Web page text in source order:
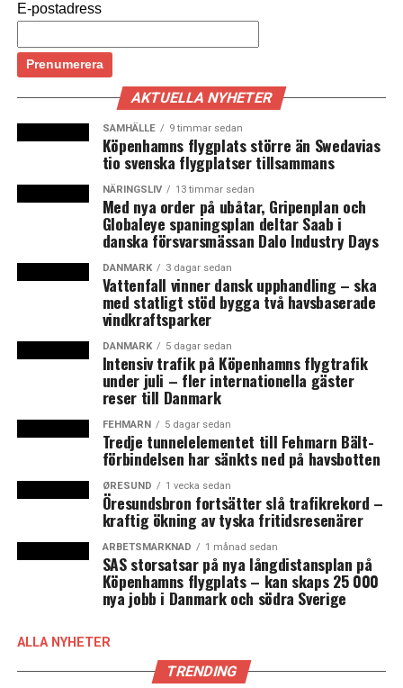
Ny svensk skattelagstiftning sätter gränspendlare
och danska arbetsgivare i kläm
Munskyddet fasas ut på måndag och på fredag
förlängs öppettiderna på restauranger – nytt avtal
om återöppning i Danmark
Sveriges största produktionsbolag startar i Danmark
– med fd tv-chefen Emma Kronqvist som vd
Klicka här för att läsa det svenska
veckobrevet v. 23
Klicka här för att läsa det danska
veckobrevet v. 23
Teckna en gratis prenumeration på News Øresunds
svenska veckobrev
Teckna en gratis prenumeration på News Øresunds
danska veckobrev
är en oberoende regional nyhetsbyrå
som rapporterar om den gränsregionala utvecklingen i
E-postadress
AKTUELLA NYHETER
SAMHÄLLE 9 timmar sedan
Köpenhamns flygplats större än Swedavias
tio svenska flygplatser tillsammans
NÄRINGSLIV 13 timmar sedan
Med nya order på ubåtar, Gripenplan och
Globaleye spaningsplan deltar Saab i
danska försvarsmässan Dalo Industry Days
DANMARK 3 dagar sedan
Vattenfall vinner dansk upphandling – ska
med statligt stöd bygga två havsbaserade
vindkraftsparker
DANMARK 5 dagar sedan
Intensiv trafik på Köpenhamns flygtrafik
under juli – fler internationella gäster
reser till Danmark
FEHMARN 5 dagar sedan
Tredje tunnelelementet till Fehmarn Bält-
förbindelsen har sänkts ned på havsbotten
ØRESUND 1 vecka sedan
Öresundsbron fortsätter slå trafikrekord –
kraftig ökning av tyska fritidsresenärer
ARBETSMARKNAD 1 månad sedan
SAS storsatsar på nya långdistansplan på
Köpenhamns flygplats – kan skaps 25 000
nya jobb i Danmark och södra Sverige
ALLA NYHETER
TRENDING